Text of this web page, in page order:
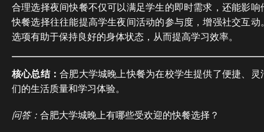
合理选择夜间快餐不仅可以满足学生的即时需求，还能影
快餐选择往往能提高学生夜间活动的参与度，增强社交互
选项有助于保持良好的身体状态，从而提高学习效率。
核心总结：合肥大学城晚上快餐为在校学生提供了便捷、
们的生活质量和学习体验。
问答： 合肥大学城晚上有哪些受欢迎的快餐选择？